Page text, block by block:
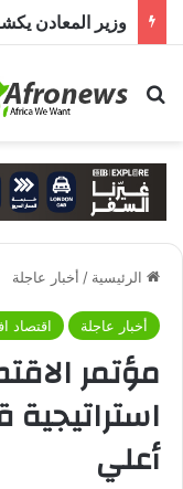
بحث عن
الرئيسية / أخبار عاجلة
أخبار عاجلة اقتصاد
مؤتمر
أعلي